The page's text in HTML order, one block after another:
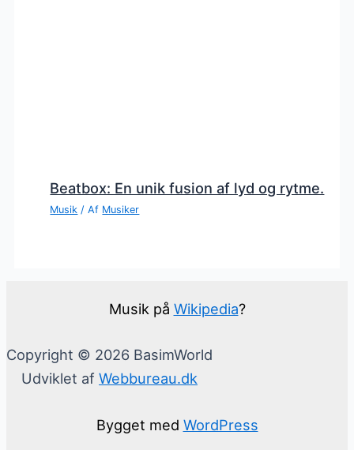
Beatbox: En unik fusion af lyd og rytme.
Musik / Af Musiker
Musik på Wikipedia?
Copyright © 2026 BasimWorld
Udviklet af Webbureau.dk
Bygget med WordPress